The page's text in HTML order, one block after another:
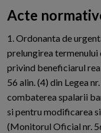
Acte
1. Ordonanta de
prelungirea termenului
privind beneficiarul
56 alin. (4) din Legea
combaterea spalarii
si pentru modificarea
(Monitorul Oficial nr.